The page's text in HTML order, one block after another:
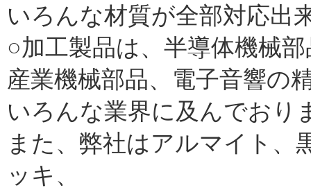
いろんな材質が全部対応出
○加工製品は、半導体機械
産業機械部品、電子音響の
いろんな業界に及んでおり
また、弊社はアルマイト、
ッキ、